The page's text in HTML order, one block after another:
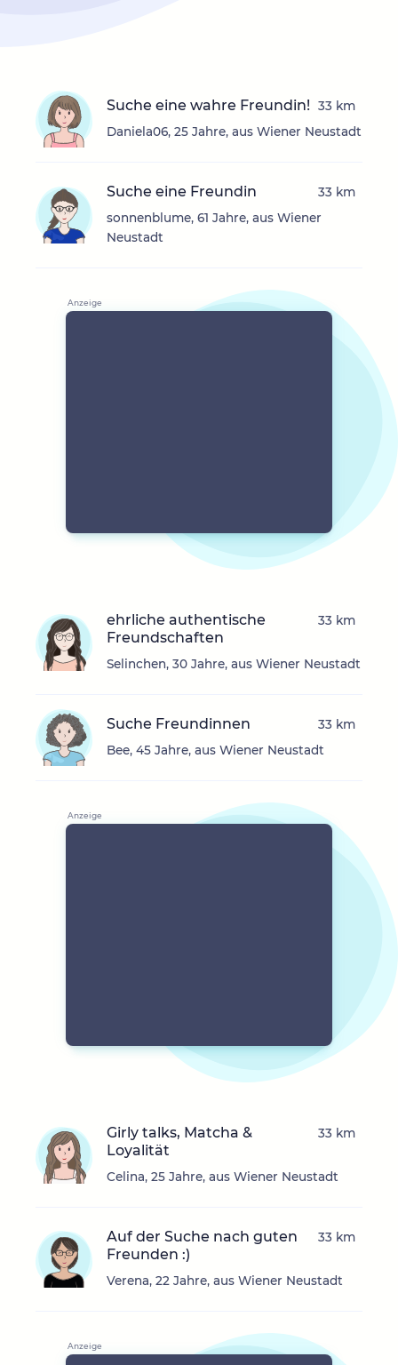
Suche eine wahre Freundin!
Daniela06, 25 Jahre, aus Wiener Neustadt
33 km
Suche eine Freundin
sonnenblume, 61 Jahre, aus Wiener
Neustadt
33 km
ehrliche authentische
Freundschaften
Selinchen, 30 Jahre, aus Wiener Neustadt
33 km
Suche Freundinnen
Bee, 45 Jahre, aus Wiener Neustadt
33 km
Girly talks, Matcha &
Loyalität
Celina, 25 Jahre, aus Wiener Neustadt
33 km
Auf der Suche nach guten
Freunden :)
Verena, 22 Jahre, aus Wiener Neustadt
33 km